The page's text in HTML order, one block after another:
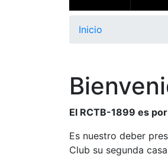
Inicio
El RCTB-1899 es
Es nuestro deber
Club su segunda